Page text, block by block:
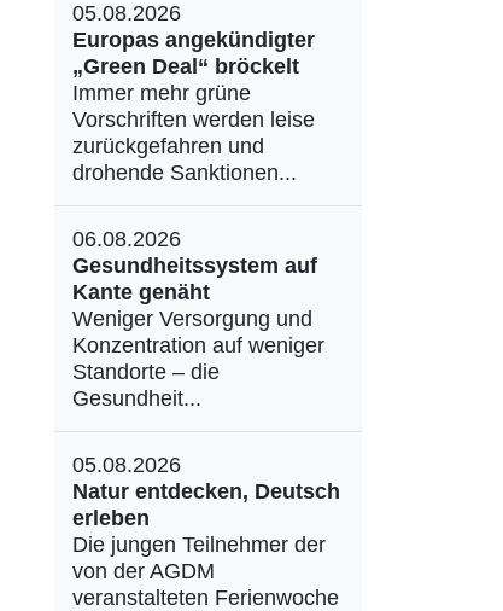
05.08.2026
Europas angekündigter
„Green Deal“ bröckelt
Immer mehr grüne
Vorschriften werden leise
zurückgefahren und
drohende Sanktionen...
06.08.2026
Gesundheitssystem auf
Kante genäht
Weniger Versorgung und
Konzentration auf weniger
Standorte – die
Gesundheit...
05.08.2026
Natur entdecken, Deutsch
erleben
Die jungen Teilnehmer der
von der AGDM
veranstalteten Ferienwoche